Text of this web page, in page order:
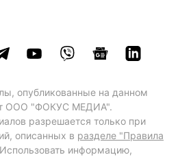
опубликованные на данном
ООО "ФОКУС МЕДИА".
разрешается только при
описанных в разделе "Правила
информацию,